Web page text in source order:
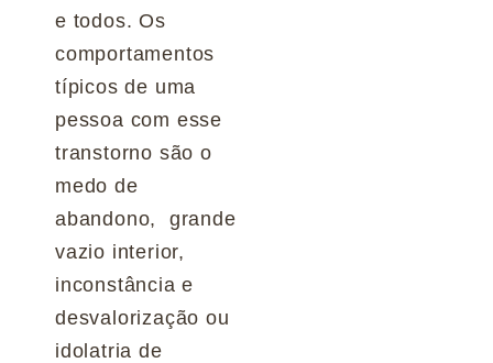
e todos. Os
comportamentos
típicos de uma
pessoa com esse
transtorno são o
medo de
abandono, grande
vazio interior,
inconstância e
desvalorização ou
idolatria de